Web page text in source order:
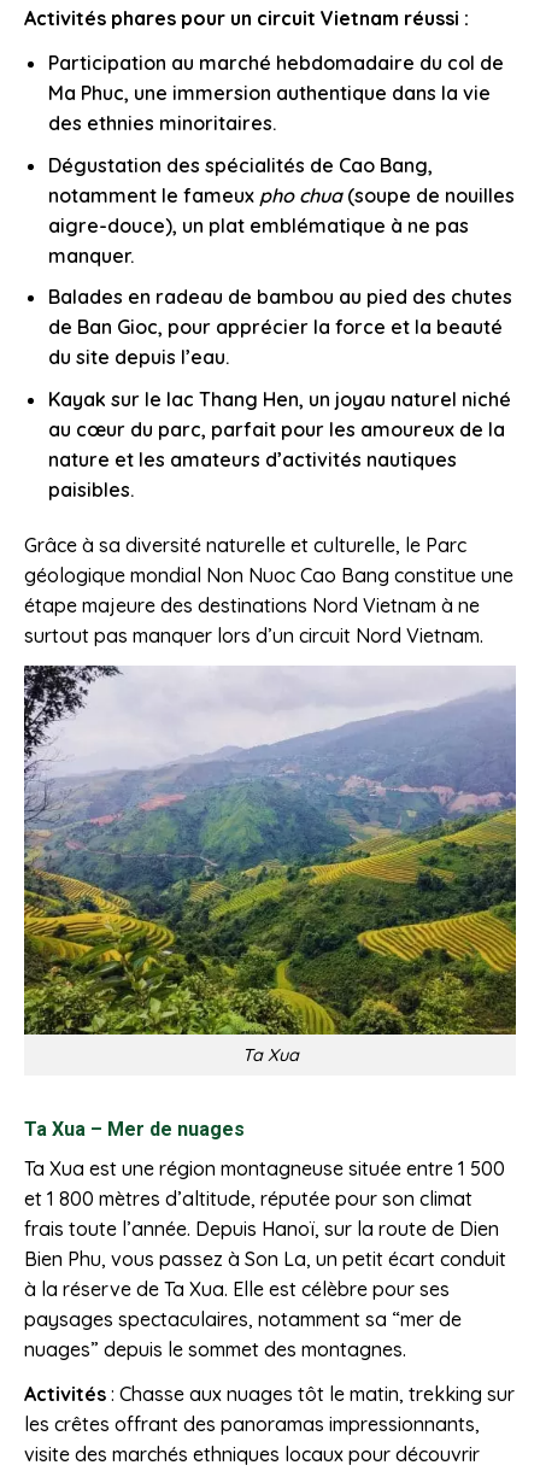
Activités phares pour un circuit Vietnam réussi :
Participation au marché hebdomadaire du col de
Ma Phuc, une immersion authentique dans la vie
des ethnies minoritaires.
Dégustation des spécialités de Cao Bang,
notamment le fameux pho chua(soupe de nouilles
aigre-douce), un plat emblématique à ne pas
manquer.
Balades en radeau de bambou au pied des chutes
de Ban Gioc, pour apprécier la force et la beauté
du site depuis l’eau.
Kayak sur le lac Thang Hen, un joyau naturel niché
au cœur du parc, parfait pour les amoureux de la
nature et les amateurs d’activités nautiques
paisibles.
Grâce à sa diversité naturelle et culturelle, le Parc
géologique mondial Non Nuoc Cao Bang constitue une
étape majeure des destinations Nord Vietnam à ne
surtout pas manquer lors d’un circuit Nord Vietnam.
Ta Xua
Ta Xua – Mer de nuages
Ta Xua est une région montagneuse située entre 1 500
et 1 800 mètres d’altitude, réputée pour son climat
frais toute l’année. Depuis Hanoï, sur la route de Dien
Bien Phu, vous passez à Son La, un petit écart conduit
à la réserve de Ta Xua. Elle est célèbre pour ses
paysages spectaculaires, notamment sa “mer de
nuages” depuis le sommet des montagnes.
Activités : Chasse aux nuages tôt le matin, trekking sur
les crêtes offrant des panoramas impressionnants,
visite des marchés ethniques locaux pour découvrir